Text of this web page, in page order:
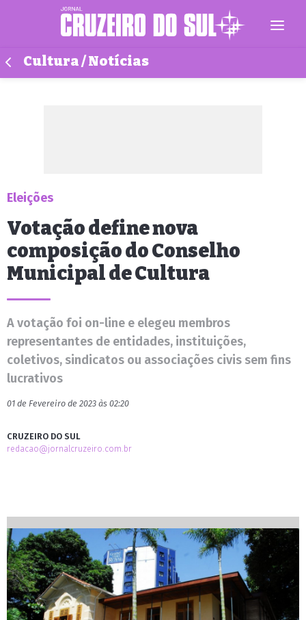
Cultura / Notícias
Eleições
Votação define nova
composição do Conselho
Municipal de Cultura
A votação foi on-line e elegeu membros
representantes de entidades, instituições,
coletivos, sindicatos ou associações civis sem fins
lucrativos
01 de Fevereiro de 2023 às 02:20
CRUZEIRO DO SUL
redacao@jornalcruzeiro.com.br